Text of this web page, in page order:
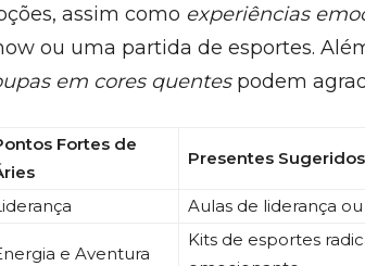
assim como experiências
ou uma partida de esportes.
em cores quentespodem
Fortes de
Presentes Sugeridos
Aulas de liderança
e Aventura
Kits de esportes